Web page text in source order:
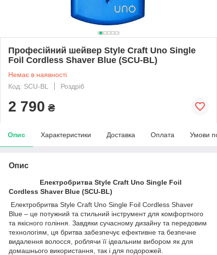
Професійний шейвер Style Craft Uno Single
Foil Cordless Shaver Blue (SCU-BL)
Немає в наявності
Код: SCU-BL
Роздріб
2 790 ₴
Опис Характеристики Доставка Оплата Умови
Опис
Електробритва Style Craft Uno Single Foil
Cordless Shaver Blue (SCU-BL)
Електробритва Style Craft Uno Single Foil Cordless Shaver
Blue – це потужний та стильний інструмент для комфортного
та якісного гоління. Завдяки сучасному дизайну та передовим
технологіям, ця бритва забезпечує ефективне та безпечне
видалення волосся, роблячи її ідеальним вибором як для
домашнього використання, так і для подорожей.